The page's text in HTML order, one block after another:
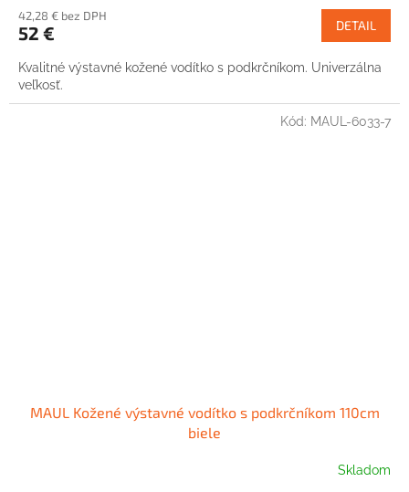
42,28 € bez DPH
52 € DETAIL
Kvalitné výstavné kožené vodítko s podkrčníkom. Univerzálna
veľkosť.
MAUL Kožené výstavné vodítko s podkrčníkom 110cm
biele
Skladom
Kód: MAUL-6033-7